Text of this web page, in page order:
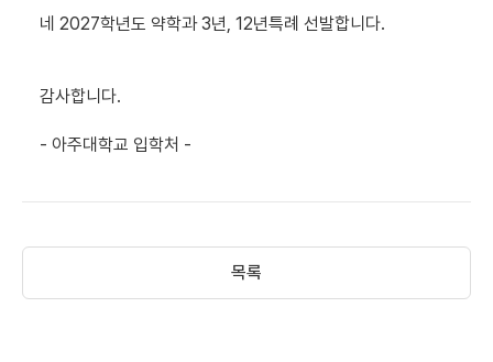
네 2027학년도 약학과 3년, 12년특례 선발합니다.
감사합니다.
- 아주대학교 입학처 -
목록